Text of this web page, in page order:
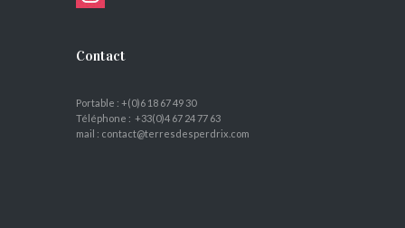
Contact
Portable : +(0)6 18 67 49 30
Téléphone : +33(0)4 67 24 77 63
mail : contact@terresdesperdrix.com